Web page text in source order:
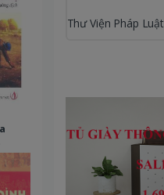
Thư Viện Pháp Luật